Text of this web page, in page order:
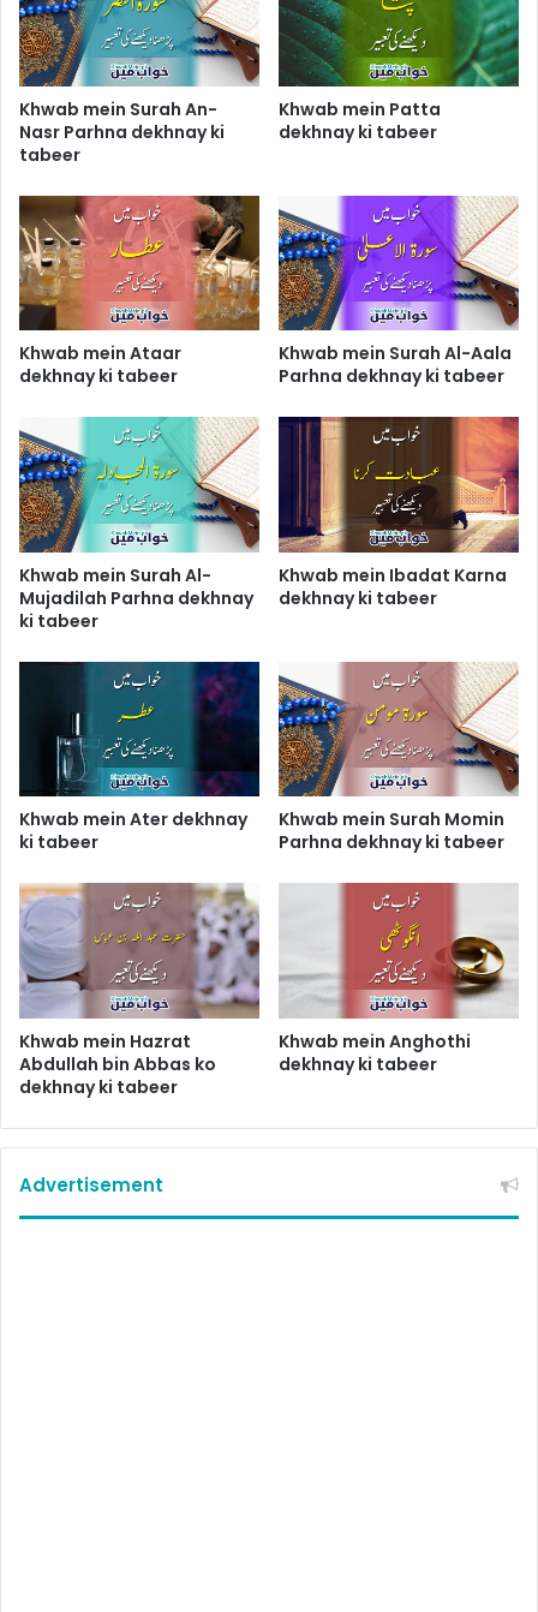
Khwab mein Surah An-
Nasr Parhna dekhnay ki
tabeer
Khwab mein Patta
dekhnay ki tabeer
Khwab mein Ataar
dekhnay ki tabeer
Khwab mein Surah Al-Aala
Parhna dekhnay ki tabeer
Khwab mein Surah Al-
Mujadilah Parhna dekhnay
ki tabeer
Khwab mein Ibadat Karna
dekhnay ki tabeer
Khwab mein Ater dekhnay
ki tabeer
Khwab mein Surah Momin
Parhna dekhnay ki tabeer
Khwab mein Hazrat
Abdullah bin Abbas ko
dekhnay ki tabeer
Khwab mein Anghothi
dekhnay ki tabeer
Advertisement